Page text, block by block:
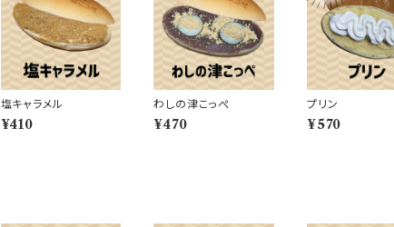
塩キャラメル
¥410
わしの津こっぺ
¥470
プリン
¥570